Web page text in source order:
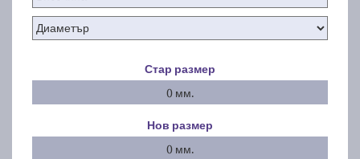
Стар размер
0 мм.
Нов размер
0 мм.